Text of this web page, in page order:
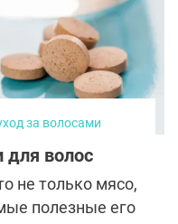
за волосами
волос
не только мясо,
полезные его